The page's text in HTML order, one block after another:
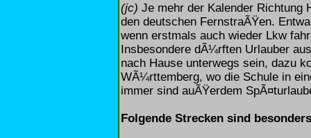
(jc) Je mehr der Kalender Richtung
den deutschen FernstraÃŸen.
wenn erstmals auch wieder Lkw
Insbesondere dÃ¼rften Urlauber
nach Hause unterwegs sein, dazu
WÃ¼rttemberg, wo die Schule in
immer sind auÃŸerdem
Folgende Strecken sind